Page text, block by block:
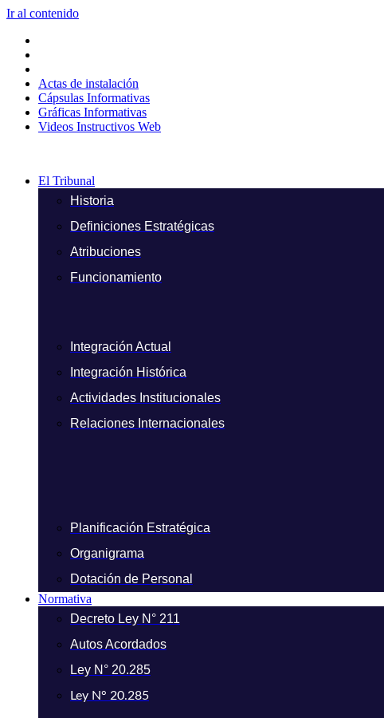
Ir al contenido
Actas de instalación
Cápsulas Informativas
Gráficas Informativas
Videos Instructivos Web
El Tribunal
Historia
Definiciones Estratégicas
Atribuciones
Funcionamiento
Integración Actual
Integración Histórica
Actividades Institucionales
Relaciones Internacionales
Planificación Estratégica
Organigrama
Dotación de Personal
Normativa
Decreto Ley N° 211
Autos Acordados
Ley N° 20.285
Ley N° 20.285